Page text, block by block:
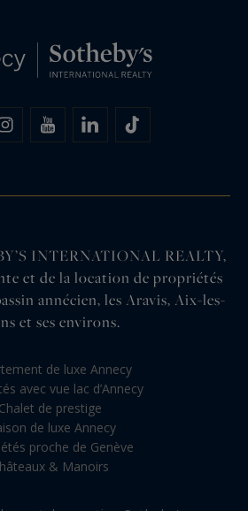
INTERNATIONAL REALTY,
et de la location de propriétés
annécien, les Aravis, Aix-les-
et ses environs.
de luxe Annecy
avec vue lac d’Annecy
Chalet de prestige
de luxe Annecy
proche de Genève
& Manoirs